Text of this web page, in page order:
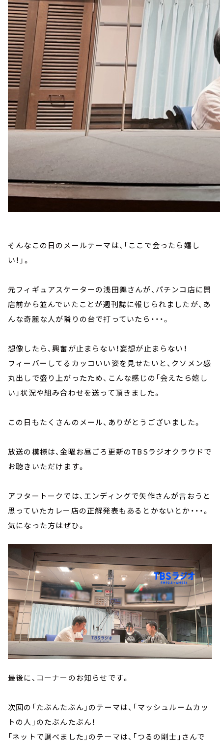
そんなこの日のメールテーマは、「ここで会ったら嬉し
い！」。
元フィギュアスケーターの浅田舞さんが、パチンコ店に開
店前から並んでいたことが週刊誌に報じられましたが、あ
んな奇麗な人が隣りの台で打っていたら・・・。
想像したら、興奮が止まらない！妄想が止まらない！
フィーバーしてるカッコいい姿を見せたいと、クソメン感
丸出しで盛り上がったため、こんな感じの「会えたら嬉し
い」状況や組み合わせを送って頂きました。
この日もたくさんのメール、ありがとうございました。
放送の模様は、金曜お昼ごろ更新のTBSラジオクラウドで
お聴きいただけます。
アフタートークでは、エンディングで矢作さんが言おうと
思っていたカレー店の正解発表もあるとかないとか・・・。
気になった方はぜひ。
最後に、コーナーのお知らせです。
次回の「たぶんたぶん」のテーマは、「マッシュルームカッ
トの人」のたぶんたぶん！
「ネットで調べました」のテーマは、「つるの剛士」さんで